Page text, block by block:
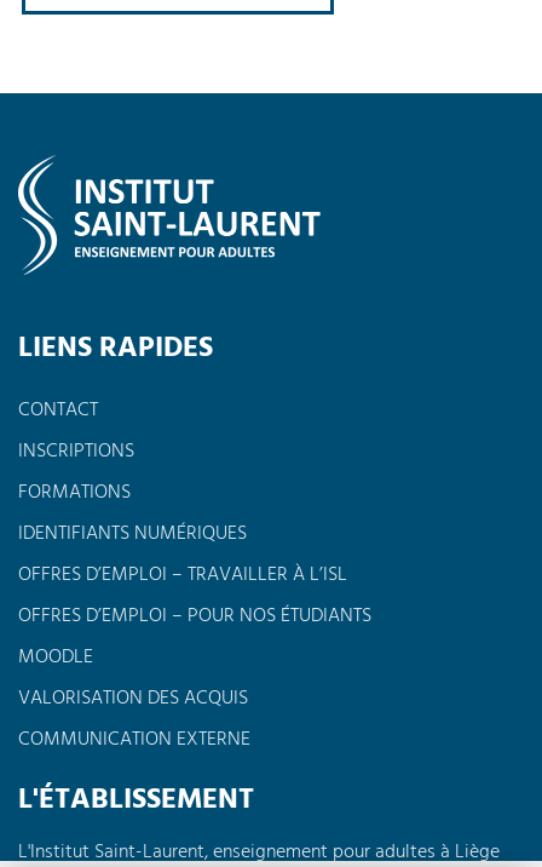
LIENS RAPIDES
CONTACT
INSCRIPTIONS
FORMATIONS
IDENTIFIANTS NUMÉRIQUES
OFFRES D’EMPLOI – TRAVAILLER À L’ISL
OFFRES D’EMPLOI – POUR NOS ÉTUDIANTS
MOODLE
VALORISATION DES ACQUIS
COMMUNICATION EXTERNE
L'ÉTABLISSEMENT
L'Institut Saint-Laurent, enseignement pour adultes à Liège